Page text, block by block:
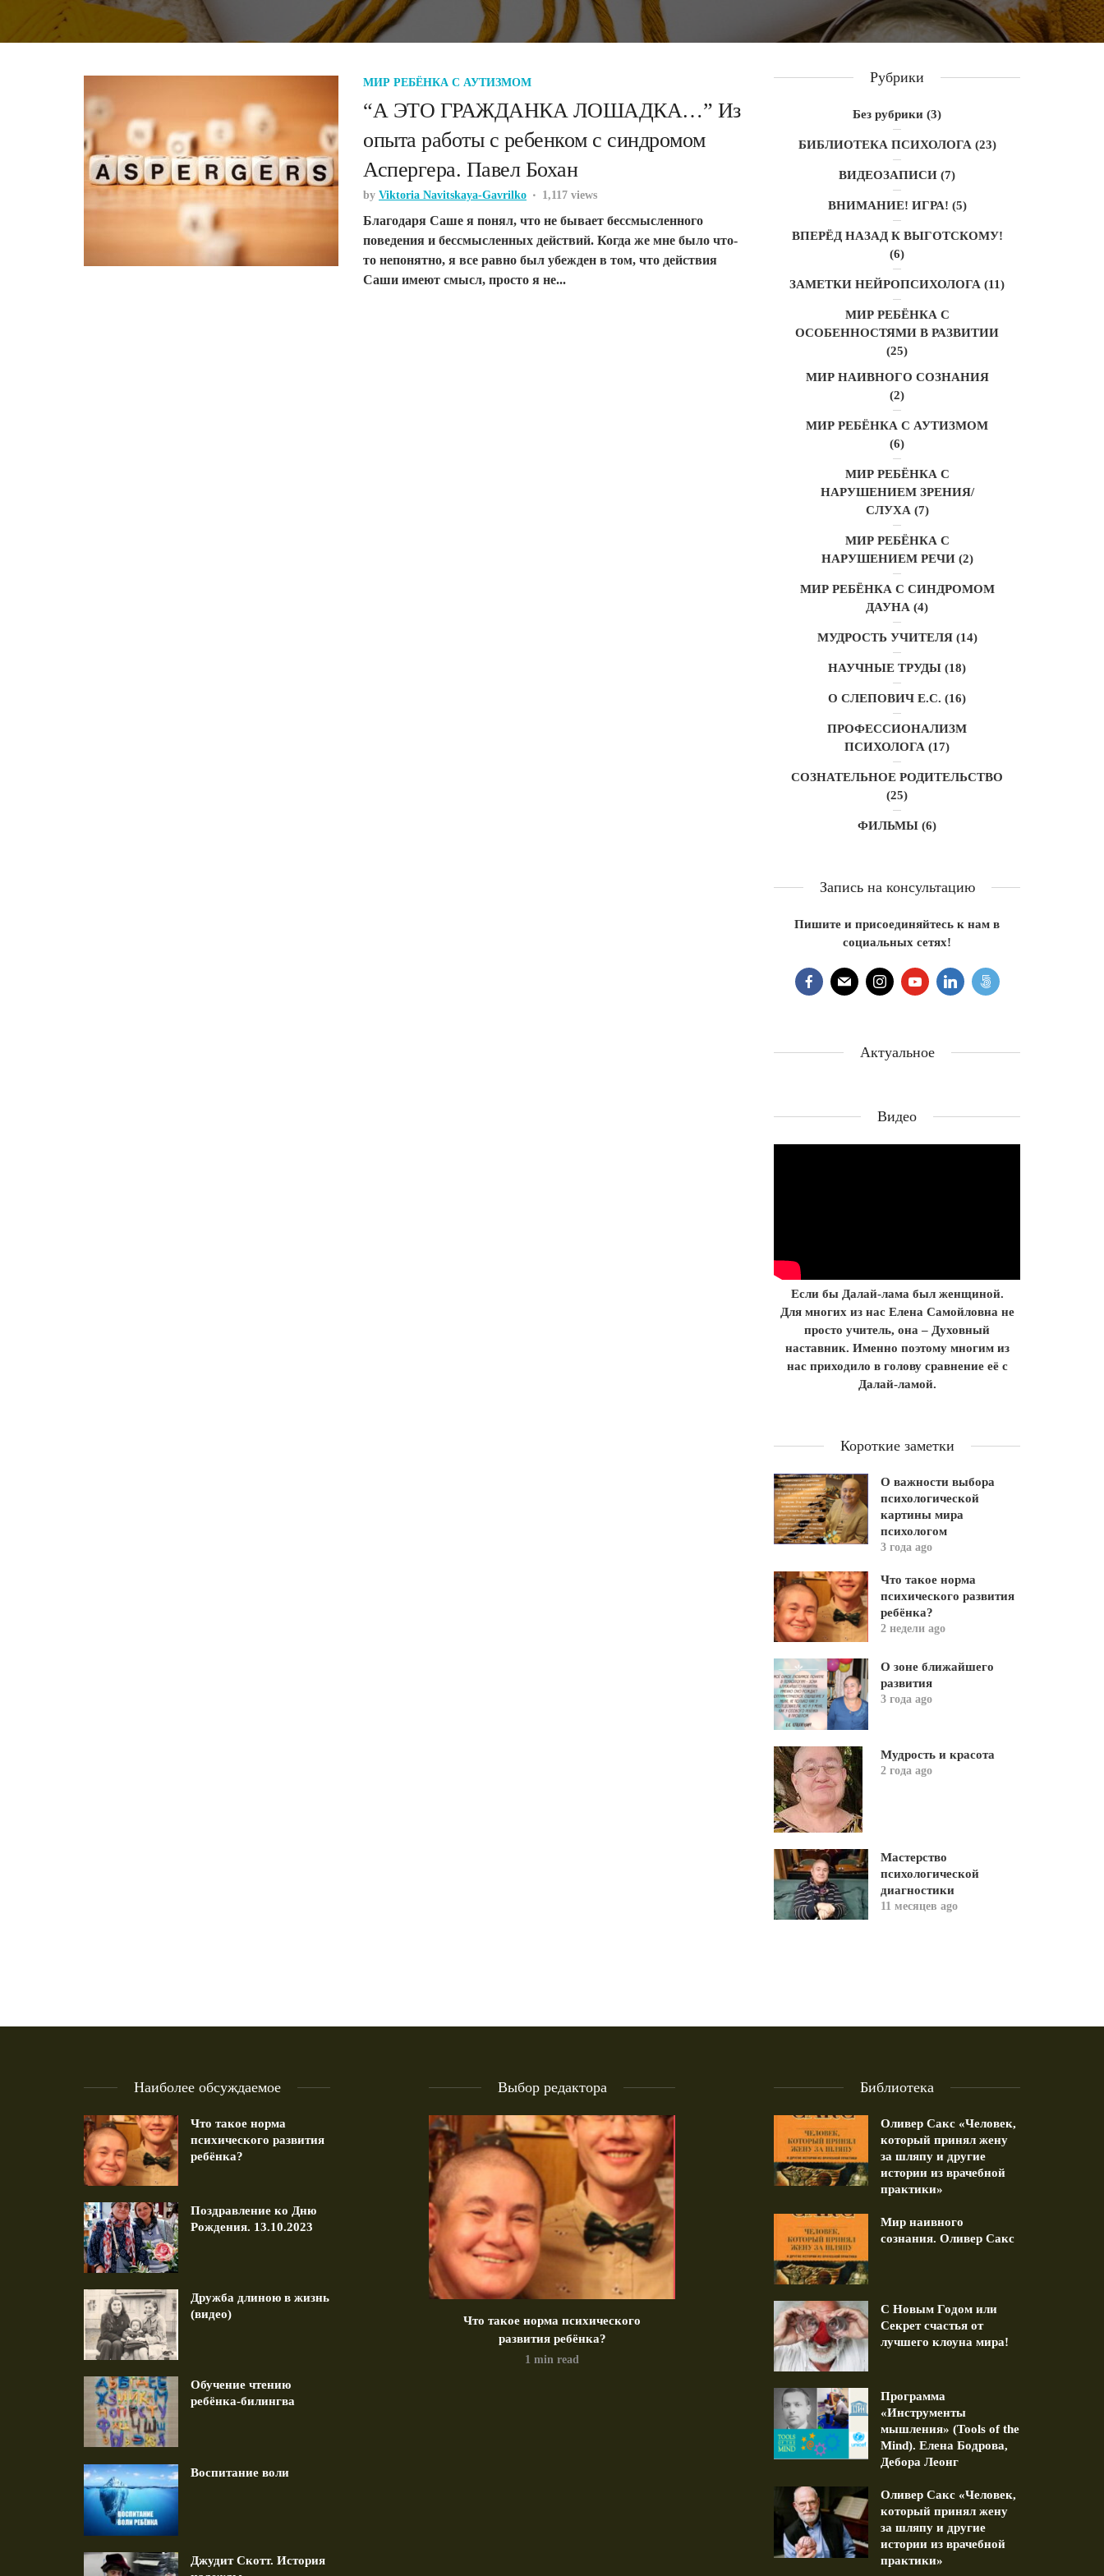
МИР РЕБЁНКА С АУТИЗМОМ
“А ЭТО ГРАЖДАНКА ЛОШАДКА…” Из
опыта работы с ребенком с синдромом
Аспергера. Павел Бохан
by Viktoria Navitskaya-Gavrilko 1,117 views
Благодаря Саше я понял, что не бывает бессмысленного
поведения и бессмысленных действий. Когда же мне было что-
то непонятно, я все равно был убежден в том, что действия
Саши имеют смысл, просто я не...
Рубрики
Без рубрики (3)
БИБЛИОТЕКА ПСИХОЛОГА (23)
ВИДЕОЗАПИСИ (7)
ВНИМАНИЕ! ИГРА! (5)
ВПЕРЁД НАЗАД К ВЫГОТСКОМУ!
(6)
ЗАМЕТКИ НЕЙРОПСИХОЛОГА (11)
МИР РЕБЁНКА С
ОСОБЕННОСТЯМИ В РАЗВИТИИ
(25)
МИР НАИВНОГО СОЗНАНИЯ
(2)
МИР РЕБЁНКА С АУТИЗМОМ
(6)
МИР РЕБЁНКА С
НАРУШЕНИЕМ ЗРЕНИЯ/
СЛУХА (7)
МИР РЕБЁНКА С
НАРУШЕНИЕМ РЕЧИ(2)
МИР РЕБЁНКА С СИНДРОМОМ
ДАУНА (4)
МУДРОСТЬ УЧИТЕЛЯ(14)
НАУЧНЫЕ ТРУДЫ (18)
О СЛЕПОВИЧ Е.С. (16)
ПРОФЕССИОНАЛИЗМ
ПСИХОЛОГА (17)
СОЗНАТЕЛЬНОЕ РОДИТЕЛЬСТВО
(25)
ФИЛЬМЫ (6)
Запись на консультацию
Пишите и присоединяйтесь к нам в
социальных сетях!
Актуальное
Видео
Если бы Далай-лама был женщиной.
Для многих из нас Елена Самойловна не
просто учитель, она – Духовный
наставник. Именно поэтому многим из
нас приходило в голову сравнение её с
Далай-ламой.
Короткие заметки
О важности выбора
психологической
картины мира
психологом
3 года ago
Что такое норма
психического развития
ребёнка?
2 недели ago
О зоне ближайшего
развития
3 года ago
Мудрость и красота
2 года ago
Мастерство
психологической
диагностики
11 месяцев ago
Наиболее обсуждаемое
Что такое норма
психического развития
ребёнка?
Поздравление ко Дню
Рождения. 13.10.2023
Дружба длиною в жизнь
(видео)
Обучение чтению
ребёнка-билингва
Воспитание воли
Джудит Скотт. История
Выбор редактора
ко Дню Рождения.
1 min read
Дружба длиною в жизнь (видео)
Что такое норма психического
развития ребёнка?
1 min read
Поздравление ко Дню Рождения.
13.10.2023
1 min read
Дружба длиною в жизнь
Библиотека
Оливер Сакс «Человек,
который принял жену
за шляпу и другие
истории из врачебной
практики»
Мир наивного
сознания. Оливер Сакс
С Новым Годом или
Секрет счастья от
лучшего клоуна мира!
Программа
«Инструменты
мышления» (Tools of the
Mind). Елена Бодрова,
Дебора Леонг
Оливер Сакс «Человек,
который принял жену
за шляпу и другие
истории из врачебной
практики»